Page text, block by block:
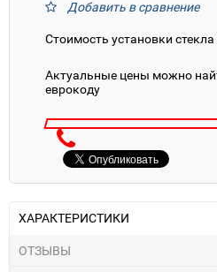
Добавить в сравнение
Стоимость установки стекла
Актуальные цены можно
еврокоду
ХАРАКТЕРИСТИКИ
ОТЗЫВЫ